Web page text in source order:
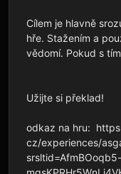
Cílem je hlavně
hře. Stažením a
vědomí. Pokud s
Užijte si překlad!
odkaz na hru:
cz/experiences/
srsltid=AfmBOoqb5-